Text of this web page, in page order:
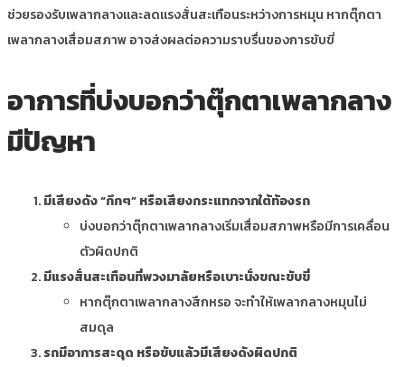
ช่วยรองรับเพลากลางและลดแรงสั่นสะเทือนระหว่างการหมุน หากตุ๊กตา
เพลากลางเสื่อมสภาพ อาจส่งผลต่อความราบรื่นของการขับขี่
อาการที่บ่งบอกว่าตุ๊กตาเพลากลาง
มีปัญหา
มีเสียงดัง “กึกๆ” หรือเสียงกระแทกจากใต้ท้องรถ
บ่งบอกว่าตุ๊กตาเพลากลางเริ่มเสื่อมสภาพหรือมีการเคลื่อน
ตัวผิดปกติ
มีแรงสั่นสะเทือนที่พวงมาลัยหรือเบาะนั่งขณะขับขี่
หากตุ๊กตาเพลากลางสึกหรอ จะทำให้เพลากลางหมุนไม่
สมดุล
รถมีอาการสะดุด หรือขับแล้วมีเสียงดังผิดปกติ